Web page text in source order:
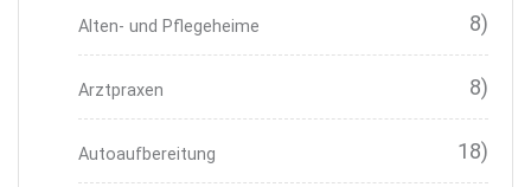
Alten- und Pflegeheime 8)
Arztpraxen 8)
Autoaufbereitung 18)